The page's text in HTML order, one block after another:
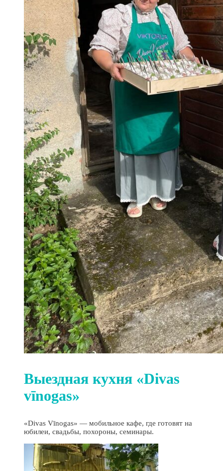
Выездная кухня «Divas
vīnogas»
«Divas Vīnogas» — мобильное кафе, где готовят на
юбилеи, свадьбы, похороны, семинары.